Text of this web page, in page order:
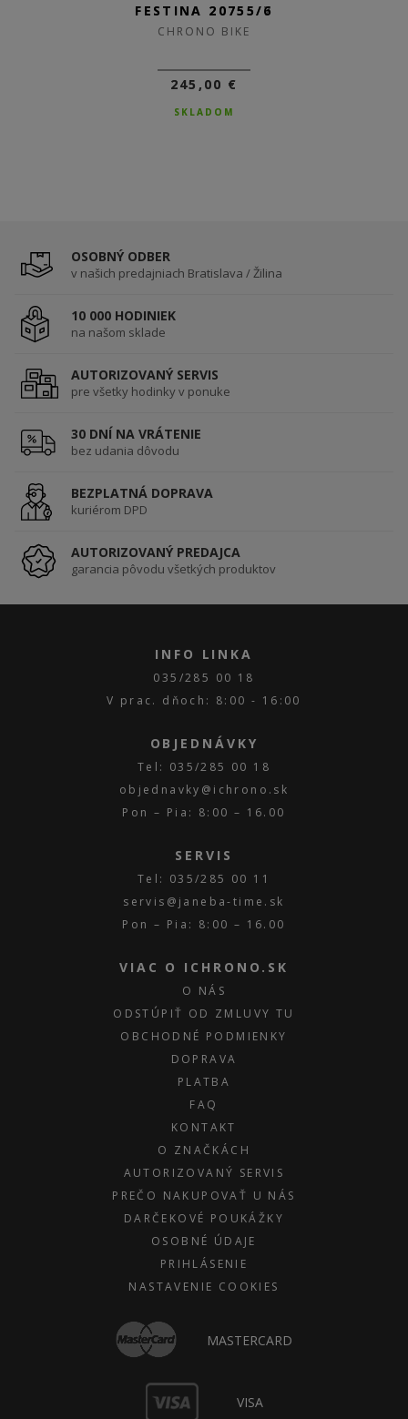
FESTINA 20755/6
CHRONO BIKE
245,00 €
SKLADOM
OSOBNÝ ODBER
v našich predajniach Bratislava / Žilina
10 000 HODINIEK
na našom sklade
AUTORIZOVANÝ SERVIS
pre všetky hodinky v ponuke
30 DNÍ NA VRÁTENIE
bez udania dôvodu
BEZPLATNÁ DOPRAVA
kuriérom DPD
AUTORIZOVANÝ PREDAJCA
garancia pôvodu všetkých produktov
INFO LINKA
035/285 00 18
V prac. dňoch: 8:00 - 16:00
OBJEDNÁVKY
Tel: 035/285 00 18
objednavky@ichrono.sk
Pon – Pia: 8:00 – 16.00
SERVIS
Tel: 035/285 00 11
servis@janeba-time.sk
Pon – Pia: 8:00 – 16.00
VIAC O ICHRONO.SK
O NÁS
ODSTÚPIŤ OD ZMLUVY TU
OBCHODNÉ PODMIENKY
DOPRAVA
PLATBA
FAQ
KONTAKT
O ZNAČKÁCH
AUTORIZOVANÝ SERVIS
PREČO NAKUPOVAŤ U NÁS
DARČEKOVÉ POUKÁŽKY
OSOBNÉ ÚDAJE
PRIHLÁSENIE
NASTAVENIE COOKIES
MASTERCARD
VISA